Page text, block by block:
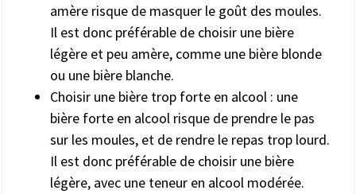
amère risque de masquer le goût des moules.
Il est donc préférable de choisir une bière
légère et peu amère, comme une bière blonde
ou une bière blanche.
Choisir une bière trop forte en alcool : une
bière forte en alcool risque de prendre le pas
sur les moules, et de rendre le repas trop lourd.
Il est donc préférable de choisir une bière
légère, avec une teneur en alcool modérée.